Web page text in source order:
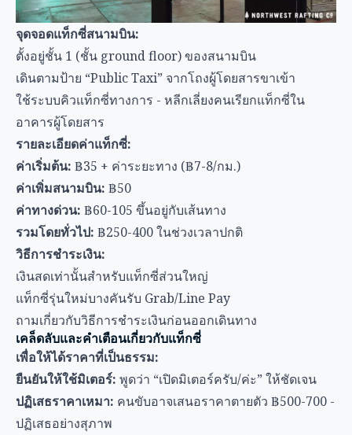
ค่าเริ่มต้น:฿35 + ค่าระยะทาง (฿7-8/กม.)
ค่าเพิ่มสนามบิน:฿50
ค่าทางด่วน:฿60-105 ขึ้นอยู่กับเส้นทาง
รวมโดยทั่วไป:฿250-400 ในช่วงเวลาปกติ
วิธีการชำระเงิน:
เงินสดเท่านั้นสำหรับแท็กซี่ส่วนใหญ่
แท็กซี่รุ่นใหม่บางคันรับ Grab/Line Pay
ถามเกี่ยวกับวิธีการชำระเงินก่อนออกเดินทาง
เคล็ดลับและคำเตือนเกี่ยวกับแท็กซี่
เพื่อให้ได้ราคาที่เป็นธรรม:
ยืนยันให้ใช้มิเตอร์:พูดว่า “เปิดมิเตอร์ครับ/ค่ะ” ให้ชัดเจน
ปฏิเสธราคาเหมา:
ปฏิเสธอย่างสุภาพ
ถ่ายรูป: ถ่ายป้ายทะเบียนและบัตรคนขับเก็บไว้
ใช้ทางด่วน: เร็วกว่าแม้จะมีค่าผ่านทาง
เวลาเดินทางโดยแท็กซี่:
นอกชั่วโมงเร่งด่วน (10:00-15:00, 21:00-23:00):
นาที
ชั่วโมงเร่งด่วน (07:00-09:00, 17:00-20:00):50-70 นาที
หรือนานกว่า